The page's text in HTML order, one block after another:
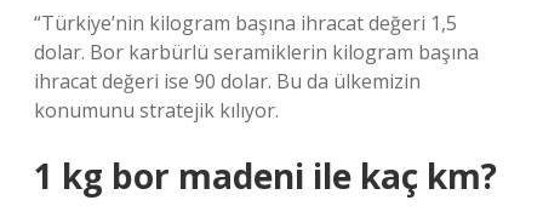
“Türkiye’nin kilogram başına ihracat değeri 1,5
dolar. Bor karbürlü seramiklerin kilogram başına
ihracat değeri ise 90 dolar. Bu da ülkemizin
konumunu stratejik kılıyor.
1 kg bor madeni ile kaç km?